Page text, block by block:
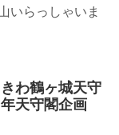
いらっしゃいま
わ鶴ヶ城天守
天守閣企画